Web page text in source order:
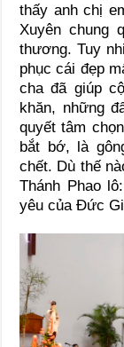
thấy anh chị
Xuyên chung
thương. Tuy
phục cái đẹp
cha đã giúp
khăn, những
quyết tâm
bắt bớ, là
chết. Dù thế
Thánh Phao
yêu của Đức